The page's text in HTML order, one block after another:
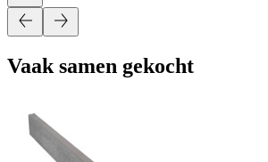
Vaak samen gekocht